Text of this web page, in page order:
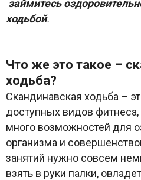
займитесь
ходьбой.
Что же это такое –
ходьба?
Скандинавская ходьба –
доступных видов
много возможностей для
организма и
занятий нужно совсем
взять в руки палки,